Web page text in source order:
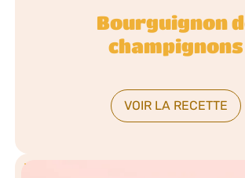
Bourguignon
champignons
VOIR LA RECETTE